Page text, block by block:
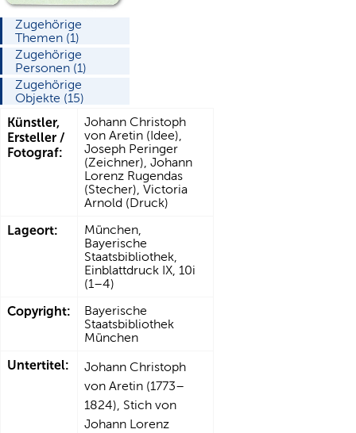
Zugehörige
Themen (1)
Zugehörige
Personen (1)
Zugehörige
Objekte (15)
Künstler,
Ersteller /
Fotograf:
Johann Christoph
von Aretin (Idee),
Joseph Peringer
(Zeichner), Johann
Lorenz Rugendas
(Stecher), Victoria
Arnold (Druck)
Lageort:
München,
Bayerische
Staatsbibliothek,
Einblattdruck IX, 10i
(1–4)
Copyright:
Bayerische
Staatsbibliothek
München
Untertitel:
Johann Christoph
von Aretin (1773–
1824), Stich von
Johann Lorenz